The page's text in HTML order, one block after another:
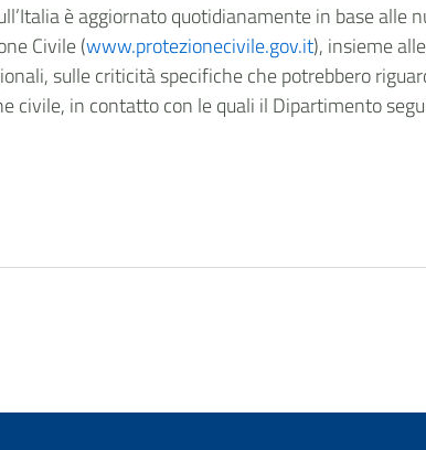
è aggiornato quotidianamente in base alle
Civile (www.protezionecivile.gov.it), insieme
sulle criticità specifiche che potrebbero
in contatto con le quali il Dipartimento